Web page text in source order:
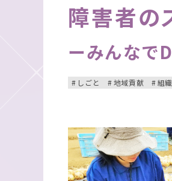
障害者の
ーみんなで
しごと 地域貢献 組